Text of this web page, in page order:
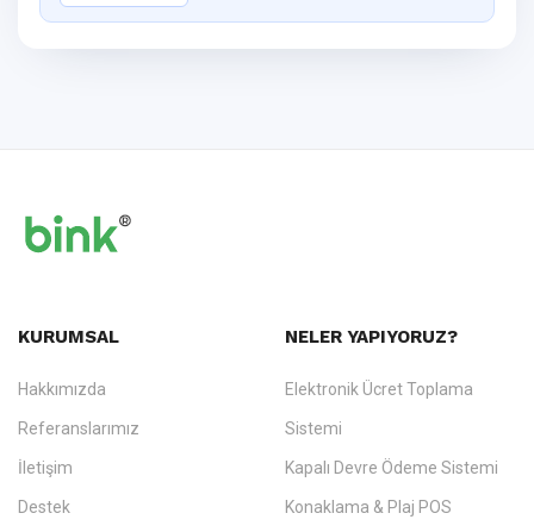
KURUMSAL
Hakkımızda
Referanslarımız
İletişim
Destek
NELER YAPIYORUZ?
Elektronik Ücret Toplama
Sistemi
Kapalı Devre Ödeme Sistemi
Konaklama & Plaj POS